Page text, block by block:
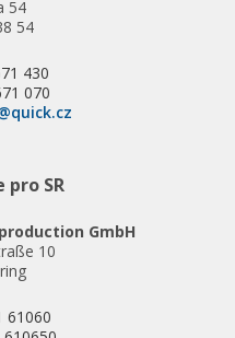
54
54
430
070
pro SR
GmbH
10
61060